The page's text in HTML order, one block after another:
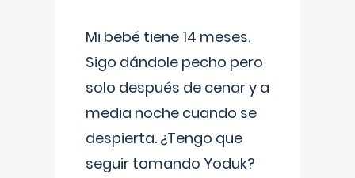
Mi bebé tiene 14 meses.
Sigo dándole pecho pero
solo después de cenar y a
media noche cuando se
despierta. ¿Tengo que
seguir tomando Yoduk?